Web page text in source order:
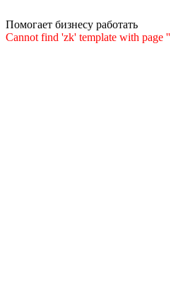
Помогает бизнесу работать
Cannot find 'zk' template with page ''